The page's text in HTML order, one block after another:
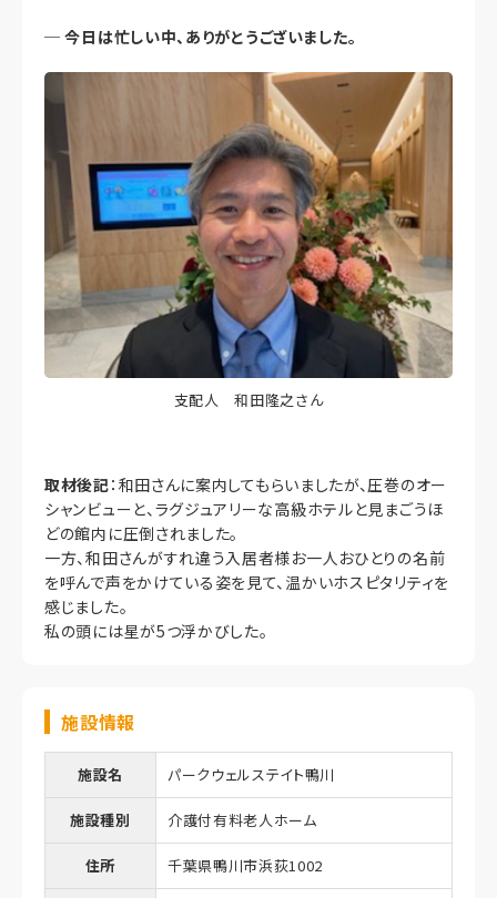
─今日は忙しい中、ありがとうございました。
支配人 和田隆之さん
取材後記：和田さんに案内してもらいましたが、圧巻のオー
シャンビューと、ラグジュアリーな高級ホテルと見まごうほ
どの館内に圧倒されました。
一方、和田さんがすれ違う入居者様お一人おひとりの名前
を呼んで声をかけている姿を見て、温かいホスピタリティを
感じました。
私の頭には星が5つ浮かびした。
施設情報
施設名 パークウェルステイト鴨川
施設種別 介護付有料老人ホーム
住所 千葉県鴨川市浜荻1002